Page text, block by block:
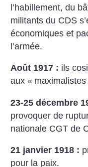
l’habillement, du
militants du CDS
économiques et
l’armée.
Août 1917 : ils
aux « maximalistes
23-25 décembre
provoquer de
nationale CGT de
21 janvier 1918 :
pour la paix.